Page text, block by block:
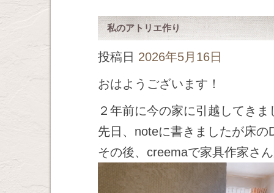
私のアトリエ作り
投稿日 2026年5月16日
おはようございます！
２年前に今の家に引越してきま
先日、noteに書きましたが床の
その後、creemaで家具作家さ